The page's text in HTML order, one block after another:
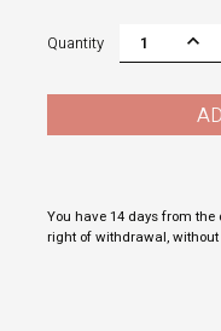
Quantity
You have 14 days from the
right of withdrawal,